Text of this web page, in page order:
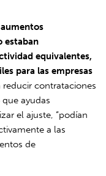
estaban
equivalentes,
para las empresas
reducir contrataciones
ayudas
el ajuste, “podían
a las
de